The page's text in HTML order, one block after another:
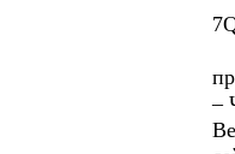
–